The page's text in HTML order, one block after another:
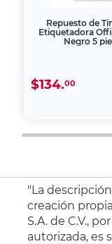
Repuesto de
Etiquetadora
Negro 5
$134.00
"La
creación
S.A. de C.V.,
autorizada, es